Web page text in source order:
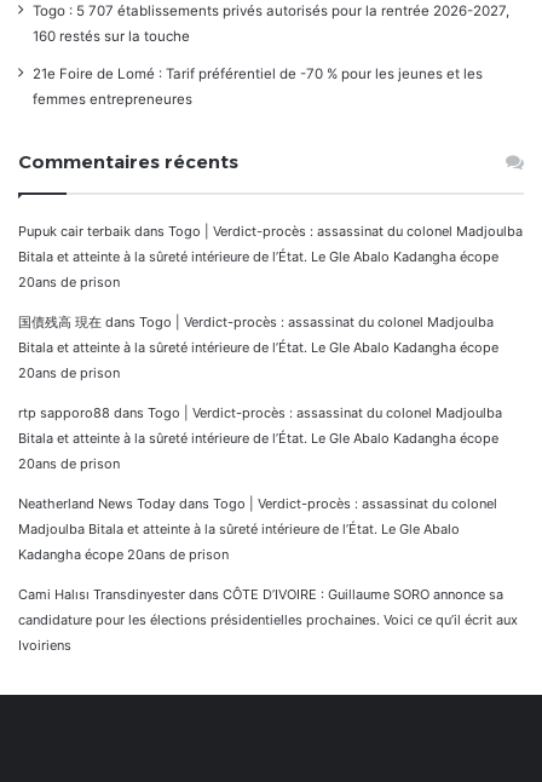
Togo : 5 707 établissements privés autorisés pour la rentrée 2026-2027,
160 restés sur la touche
21e Foire de Lomé : Tarif préférentiel de -70 % pour les jeunes et les
femmes entrepreneures
Commentaires récents
Pupuk cair terbaik dans Togo | Verdict-procès : assassinat du colonel Madjoulba
Bitala et atteinte à la sûreté intérieure de l’État. Le Gle Abalo Kadangha écope
20ans de prison
国債残高 現在 dans Togo | Verdict-procès : assassinat du colonel Madjoulba
Bitala et atteinte à la sûreté intérieure de l’État. Le Gle Abalo Kadangha écope
20ans de prison
rtp sapporo88 dans Togo | Verdict-procès : assassinat du colonel Madjoulba
Bitala et atteinte à la sûreté intérieure de l’État. Le Gle Abalo Kadangha écope
20ans de prison
Neatherland News Today dans Togo | Verdict-procès : assassinat du colonel
Madjoulba Bitala et atteinte à la sûreté intérieure de l’État. Le Gle Abalo
Kadangha écope 20ans de prison
Cami Halısı Transdinyester dans CÔTE D’IVOIRE : Guillaume SORO annonce sa
candidature pour les élections présidentielles prochaines. Voici ce qu’il écrit aux
Ivoiriens